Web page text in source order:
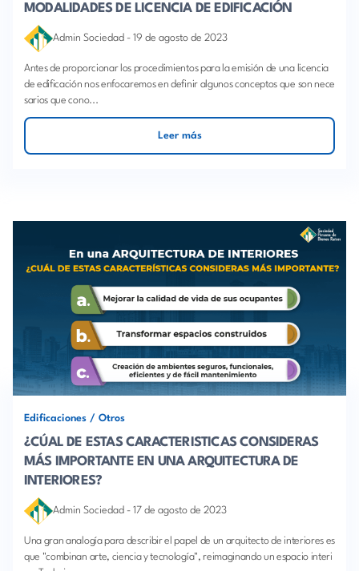
MODALIDADES DE LICENCIA DE EDIFICACIÓN
Admin Sociedad - 19 de agosto de 2023
Antes de proporcionar los procedimientos para la emisión de una licencia
de edificación nos enfocaremos en definir algunos conceptos que son nece
sarios que cono...
Leer más
Edificaciones / Otros
¿CÚAL DE ESTAS CARACTERISTICAS CONSIDERAS
MÁS IMPORTANTE EN UNA ARQUITECTURA DE
INTERIORES?
Admin Sociedad - 17 de agosto de 2023
Una gran analogía para describir el papel de un arquitecto de interiores es
que "combinan arte, ciencia y tecnología", reimaginando un espacio interi